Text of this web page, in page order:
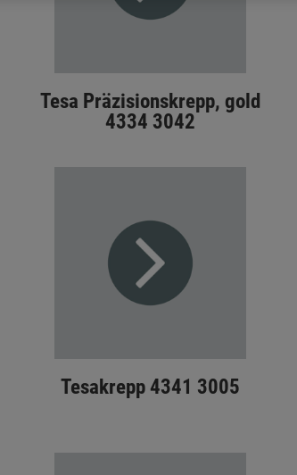
Tesa Präzisionskrepp, gold
4334 3042
Tesakrepp 4341 3005